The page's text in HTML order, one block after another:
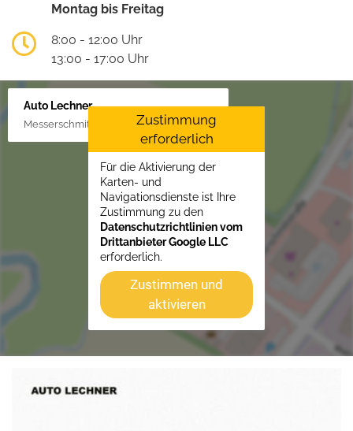
Montag bis Freitag
8:00 - 12:00 Uhr
13:00 - 17:00 Uhr
Auto Lechner
Messerschmittstr. 4, 86453 Dasing/Lindl
Zustimmung
erforderlich
Für die Aktivierung der
Karten- und
Navigationsdienste ist Ihre
Zustimmung zu den
Datenschutzrichtlinien vom
Drittanbieter Google LLC
erforderlich.
Zustimmen und
aktivieren